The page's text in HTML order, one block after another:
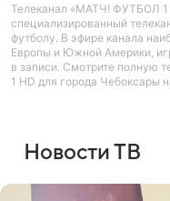
Телеканал «МАТЧ! ФУТБОЛ 1
специализированный
футболу. В эфире канала
Европы и Южной Америки,
в записи. Смотрите полную
1 HD для города Чебоксары
Новости ТВ